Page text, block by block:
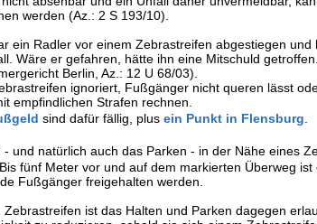
werden (Az.: 2 S 193/10).
ein Radler vor einem Zebrastreifen abgestiegen
Wäre er gefahren, hätte ihn eine Mitschuld
Berlin, Az.: 12 U 68/03).
ignoriert, Fußgänger nicht queren lässt
empfindlichen Strafen rechnen.
sind dafür fällig, plus ein Punkt in Flensburg
- und natürlich auch das Parken - in der Nähe eines
fünf Meter vor und auf dem markierten Überweg
Fußgänger freigehalten werden.
Zebrastreifen ist das Halten und Parken dagegen